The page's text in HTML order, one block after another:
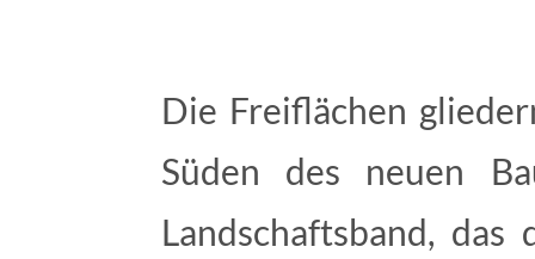
Die Freiflächen
Süden des neuen
Landschaftsband,